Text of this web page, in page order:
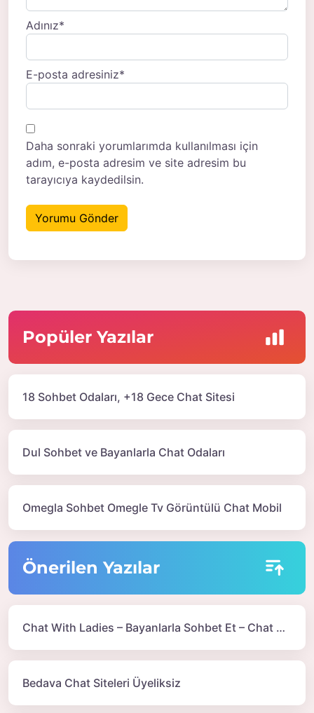
Adınız*
E-posta adresiniz*
Daha sonraki yorumlarımda kullanılması için
adım, e-posta adresim ve site adresim bu
tarayıcıya kaydedilsin.
Popüler Yazılar
18 Sohbet Odaları, +18 Gece Chat Sitesi
Dul Sohbet ve Bayanlarla Chat Odaları
Omegla Sohbet Omegle Tv Görüntülü Chat Mobil
Önerilen Yazılar
Chat With Ladies – Bayanlarla Sohbet Et – Chat Uygulaması
Bedava Chat Siteleri Üyeliksiz